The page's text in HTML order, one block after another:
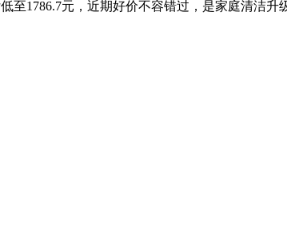
1786.7元，近期好价不容错过，是家庭清洁升